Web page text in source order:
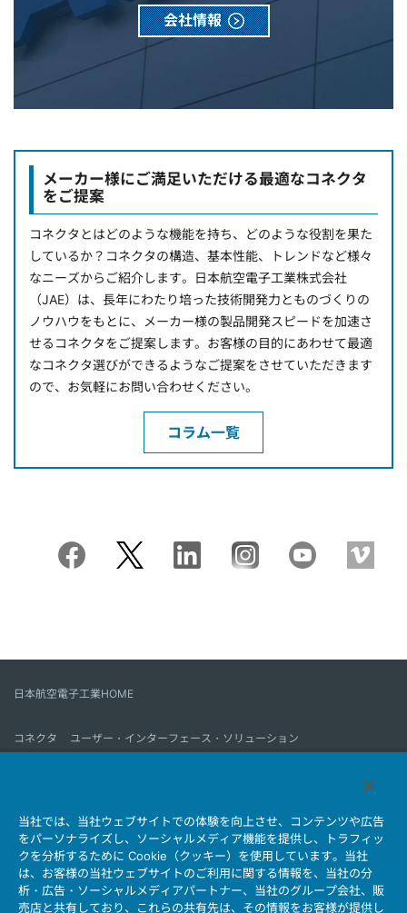
会社情報
メーカー様にご満足いただける最適なコネクタ
をご提案
コネクタとはどのような機能を持ち、どのような役割を果た
しているか？コネクタの構造、基本性能、トレンドなど様々
なニーズからご紹介します。日本航空電子工業株式会社
（JAE）は、長年にわたり培った技術開発力とものづくりの
ノウハウをもとに、メーカー様の製品開発スピードを加速さ
せるコネクタをご提案します。お客様の目的にあわせて最適
なコネクタ選びができるようなご提案をさせていただきます
ので、お気軽にお問い合わせください。
コラム一覧
日本航空電子工業HOME
コネクタ
ユーザー・インターフェース・ソリューション
会社情報 サステナビリティ IR情報 採用情報
会社情報新着一覧
製品情報新着一覧
サイトマップ お問い合わせ
当社では、当社ウェブサイトでの体験を向上させ、コンテンツや広告
をパーソナライズし、ソーシャルメディア機能を提供し、トラフィッ
クを分析するために Cookie（クッキー）を使用しています。当社
は、お客様の当社ウェブサイトのご利用に関する情報を、当社の分
析・広告・ソーシャルメディアパートナー、当社のグループ会社、販
売店と共有しており、これらの共有先は、その情報をお客様が提供し